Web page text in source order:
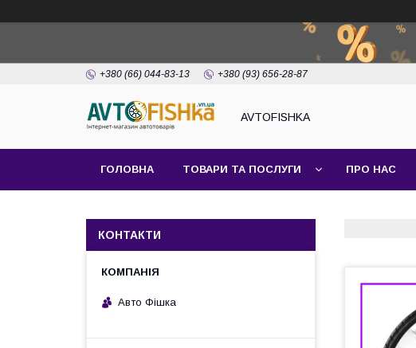
+380 (66) 044-83-13 +380 (93) 656-28-87
AVTOFISHKA
ГОЛОВНА ТОВАРИ ТА ПОСЛУГИ ПРО НАС
КОНТАКТИ
Авто Фішка